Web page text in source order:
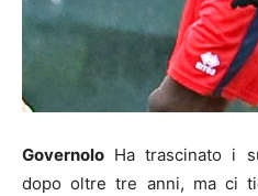
Governolo Ha trascinato i
dopo oltre tre anni, ma ci